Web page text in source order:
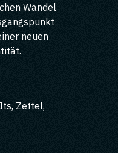
Wandel
neuen
Zettel,